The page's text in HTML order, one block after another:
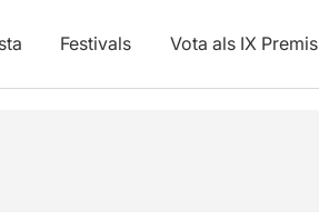
Festivals Vota als IX Premis